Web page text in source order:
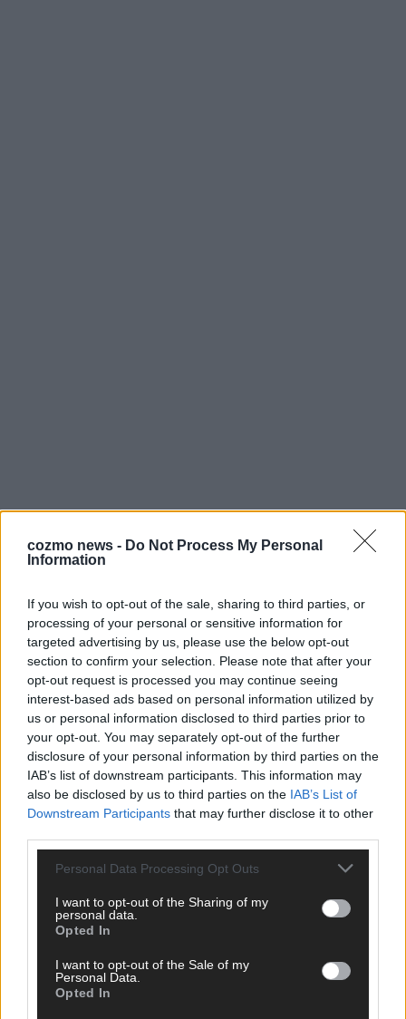
cozmo news - Do Not Process My Personal
Information
If you wish to opt-out of the sale, sharing to third parties, or
processing of your personal or sensitive information for
targeted advertising by us, please use the below opt-out
section to confirm your selection. Please note that after your
opt-out request is processed you may continue seeing
interest-based ads based on personal information utilized by
us or personal information disclosed to third parties prior to
your opt-out. You may separately opt-out of the further
disclosure of your personal information by third parties on the
IAB’s list of downstream participants. This information may
also be disclosed by us to third parties on the IAB’s List of
Downstream Participants that may further disclose it to other
Personal Data Processing Opt Outs
I want to opt-out of the Sharing of my
personal data.
Opted In
I want to opt-out of the Sale of my
Personal Data.
Opted In